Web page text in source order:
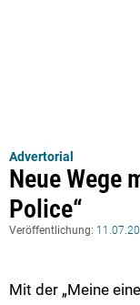
Advertorial
Neue Wege
Police“
Veröffentlichung:
Mit der „Meine